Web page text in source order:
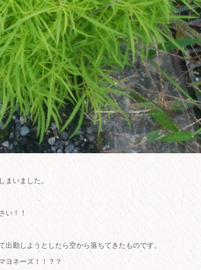
まいました。
い！！
勤しようとしたら空から落ちてきたものです。
ヨネーズ！！？？